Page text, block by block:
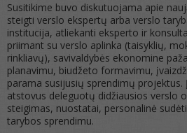
Susitikime buvo diskutuojama apie
steigti verslo ekspertų arba verslo
institucija, atliekanti eksperto ir
priimant su verslo aplinka (taisyklių,
rinkliavų), savivaldybės ekonomine
planavimu, biudžeto formavimu,
parama susijusių sprendimų projektus.
atstovus deleguotų didžiausios verslo
steigimas, nuostatai, personalinė
tarybos sprendimu.